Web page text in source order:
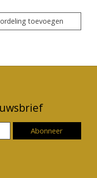
toevoegen
Abonneer